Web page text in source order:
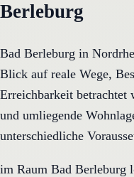
Berleburg
Bad Berleburg in
Blick auf reale Wege,
Erreichbarkeit betrachtet
und umliegende
unterschiedliche
im Raum Bad Berleburg